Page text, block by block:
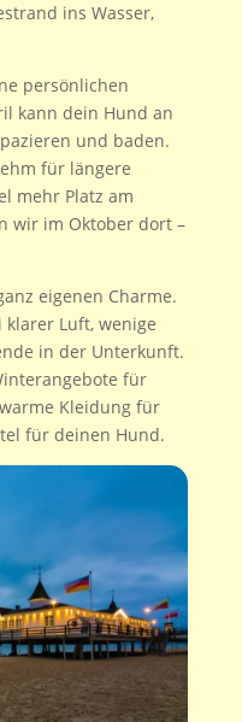
ins Wasser,
persönlichen
kann dein Hund an
und baden.
für längere
mehr Platz am
wir im Oktober dort –
eigenen Charme.
klarer Luft, wenige
in der Unterkunft.
für
Kleidung für
für deinen Hund.